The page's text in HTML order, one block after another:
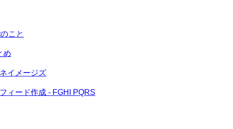
こと
め
イメージズ
ィード作成 - FGHI PQRS